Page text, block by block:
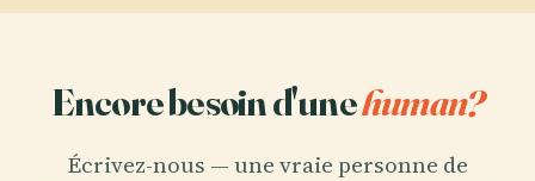
Encore besoin d'unehuman?
Écrivez-nous — une vraie personne de